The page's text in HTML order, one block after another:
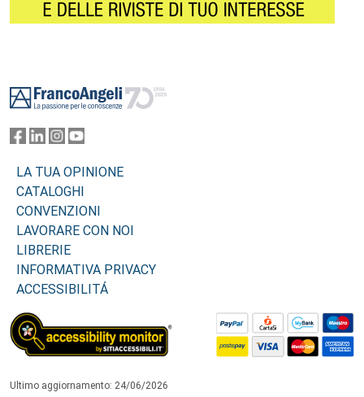
LA TUA OPINIONE
CATALOGHI
CONVENZIONI
LAVORARE CON NOI
LIBRERIE
INFORMATIVA PRIVACY
ACCESSIBILITÁ
Ultimo aggiornamento: 24/06/2026